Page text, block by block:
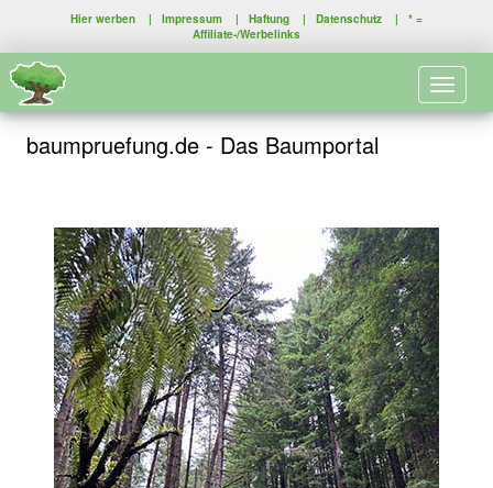
Hier werben | Impressum | Haftung | Datenschutz | * =
Affiliate-/Werbelinks
baumpruefung.de - Das Baumportal